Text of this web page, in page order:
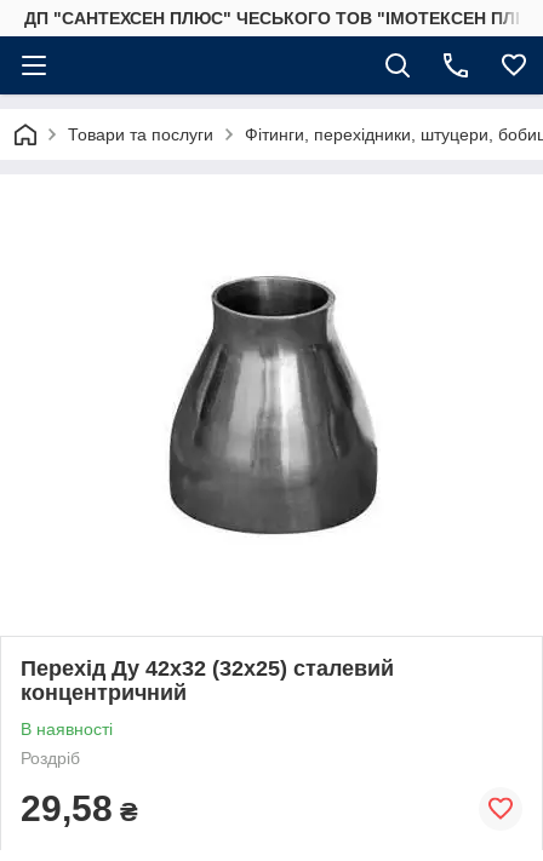
ДП "САНТЕХСЕН ПЛЮС" ЧЕСЬКОГО ТОВ "ІМОТЕКСЕН
Товари та послуги Фітинги, перехідники, штуцери,
Перехід Ду 42х32 (32х25) сталевий
концентричний
В наявності
Роздріб
29,58 ₴